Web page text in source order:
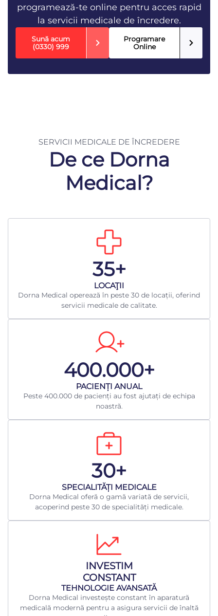
programează-te online pentru acces rapid
la servicii medicale de încredere.
Sună acum
(0330) 999
Programare
Online
SERVICII MEDICALE DE ÎNCREDERE
De ce Dorna
Medical?
35+
LOCAŢII
Dorna Medical operează în peste 30 de locații, oferind
servicii medicale de calitate.
400.000+
​PACIENȚI ANUAL
Peste 400.000 de pacienți au fost ajutați de echipa
noastră.
30+
​SPECIALITĂȚI MEDICALE
Dorna Medical oferă o gamă variată de servicii,
acoperind peste 30 de specialități medicale.
INVESTIM
CONSTANT
TEHNOLOGIE AVANSATĂ
Dorna Medical investește constant în aparatură
medicală modernă pentru a asigura servicii de înaltă